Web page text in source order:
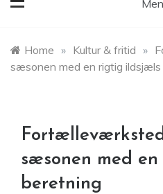
Home » Kultur & fritid »
sæsonen med en rigtig ildsjæls
sæsonen med
beretning